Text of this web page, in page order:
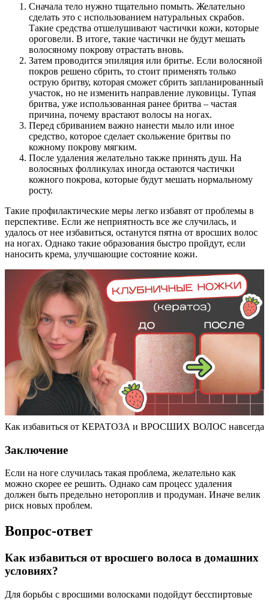
Сначала тело нужно тщательно помыть. Желательно
сделать это с использованием натуральных скрабов.
Такие средства отшелушивают частички кожи, которые
ороговели. В итоге, такие частички не будут мешать
волосяному покрову отрастать вновь.
Затем проводится эпиляция или бритье. Если волосяной
покров решено сбрить, то стоит применять только
острую бритву, которая сможет сбрить запланированный
участок, но не изменить направление луковицы. Тупая
бритва, уже использованная ранее бритва – частая
причина, почему врастают волосы на ногах.
Перед сбриванием важно нанести мыло или иное
средство, которое сделает скольжение бритвы по
кожному покрову мягким.
После удаления желательно также принять душ. На
волосяных фолликулах иногда остаются частички
кожного покрова, которые будут мешать нормальному
росту.
Такие профилактические меры легко избавят от проблемы в
перспективе. Если же неприятность все же случилась, и
удалось от нее избавиться, останутся пятна от вросших волос
на ногах. Однако такие образования быстро пройдут, если
наносить крема, улучшающие состояние кожи.
Как избавиться от КЕРАТОЗА и ВРОСШИХ ВОЛОС навсегда
Заключение
Если на ноге случилась такая проблема, желательно как
можно скорее ее решить. Однако сам процесс удаления
должен быть предельно нетороплив и продуман. Иначе велик
риск новых проблем.
Вопрос-ответ
Как избавиться от вросшего волоса в домашних
условиях?
Для борьбы с вросшими волосками подойдут бесспиртовые